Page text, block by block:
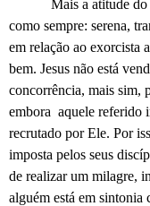
Mais a atitude
como sempre: serena,
em relação ao exorcista
bem. Jesus não está
concorrência, mais sim,
embora aquele referido
recrutado por Ele. Por
imposta pelos seus
de realizar um milagre,
alguém está em sintonia